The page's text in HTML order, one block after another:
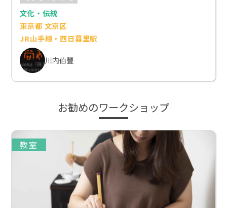
文化・伝統
東京都 文京区
JR山手線・西日暮里駅
川内伯豐
お勧めのワークショップ
教室